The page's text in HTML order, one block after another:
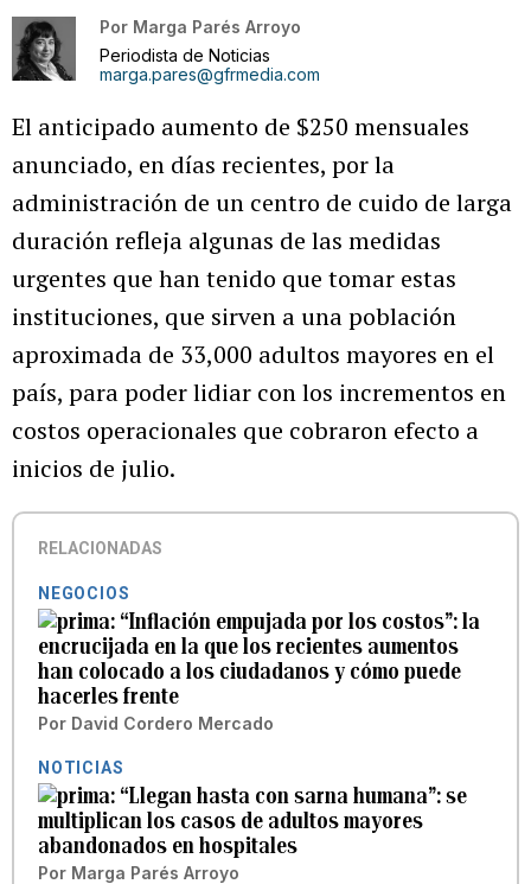
Por Marga Parés Arroyo
Periodista de Noticias
marga.pares@gfrmedia.com
El anticipado aumento de $250 mensuales
anunciado, en días recientes, por la
administración de un centro de cuido de larga
duración refleja algunas de las medidas
urgentes que han tenido que tomar estas
instituciones, que sirven a una población
aproximada de 33,000 adultos mayores en el
país, para poder lidiar con los incrementos en
costos operacionales que cobraron efecto a
inicios de julio.
RELACIONADAS
NEGOCIOS
“Inflación empujada por los costos”: la
encrucijada en la que los recientes aumentos
han colocado a los ciudadanos y cómo puede
hacerles frente
Por David Cordero Mercado
NOTICIAS
“Llegan hasta con sarna humana”: se
multiplican los casos de adultos mayores
abandonados en hospitales
Por Marga Parés Arroyo